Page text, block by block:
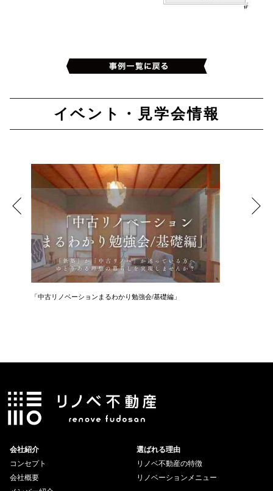
イベント・見学会情報
「中古リノベーションまるわかり勉強会/基礎編」
会社紹介
コンセプト
会社概要
選ばれる理由
リノベ不動産の特徴
リノベーションメニュー